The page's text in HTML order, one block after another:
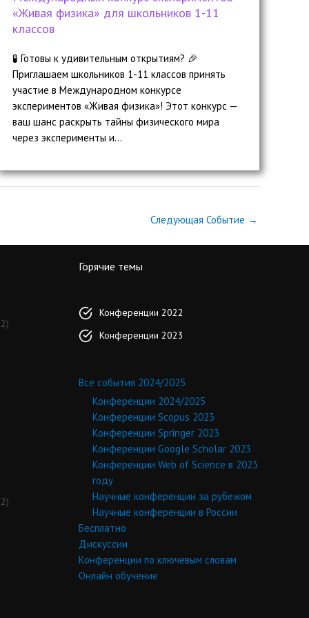
«Живая физика» для школьников 1-11
классов
🧪 Готовы к удивительным открытиям? 🎉
Приглашаем школьников 1-11 классов принять
участие в Международном конкурсе
экспериментов «Живая физика»! Этот конкурс —
ваш шанс раскрыть тайны физического мира
через эксперименты и...
Следующая Событие →
Горячие темы
Конференции 2022
Конференции 2023
Все события 2024/2025
Конференции 2024/2025
Конференции Scopus 2023
Конференции Springer 2023
Конференции Google Scholar 2023
Конференции Web of Science в 2023
году
Научные конференции за рубежом
Научные конференции в России
Бесплатно
Дискуссии
Конференции по ключевым словам
Онлайн обучение